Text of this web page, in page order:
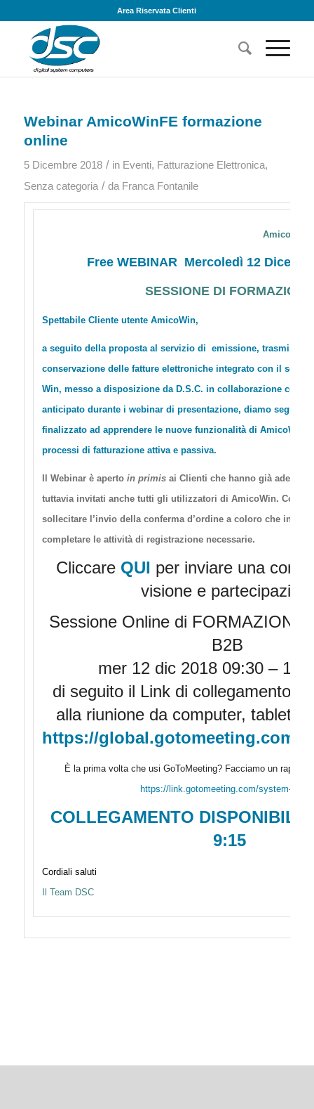
Area Riservata Clienti
Webinar AmicoWinFE formazione
online
5 Dicembre 2018 / in Eventi, Fatturazione Elettronica,
Senza categoria / da Franca Fontanile
AmicoWin
Free WEBINAR Mercoledì 12
SESSIONE DI FORMAZIONE
Spettabile Cliente utente AmicoWin,
a seguito della proposta al servizio di emissione,
conservazione delle fatture elettroniche integrato con il
Win, messo a disposizione da D.S.C. in collaborazione con
anticipato durante i webinar di presentazione, diamo seguito
finalizzato ad apprendere le nuove funzionalità di AmicoWin
processi di fatturazione attiva e passiva.
Il Webinar è aperto in primisai Clienti che hanno già aderito
tuttavia invitati anche tutti gli utilizzatori di AmicoWin.
sollecitare l’invio della conferma d’ordine a coloro che
completare le attività di registrazione necessarie.
Cliccare QUI per inviare una
visione e
Sessione Online di FORMAZIONE
B2B
mer 12 dic 2018 09:30 –
di seguito il Link di collegamento
alla riunione da computer, tablet o
https://global.gotomeeting.com/
È la prima volta che usi GoToMeeting? Facciamo un rapido
https://link.gotomeeting.com/system-
COLLEGAMENTO DISPONIBILE
9:15
Cordiali saluti
Il Team DSC